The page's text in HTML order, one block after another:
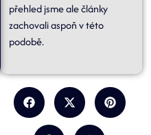
přehled jsme ale články
zachovali aspoň v této
podobě.